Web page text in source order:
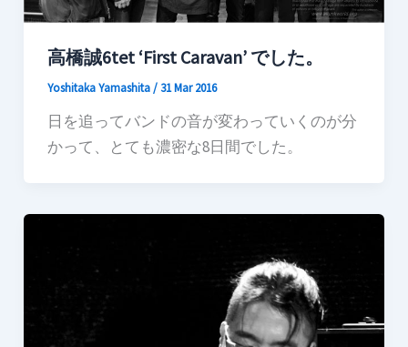
高橋誠6tet ‘First Caravan’ でした。
Yoshitaka Yamashita/ 31 Mar 2016
日を追ってバンドの音が変わっていくのが分
かって、とても濃密な8日間でした。